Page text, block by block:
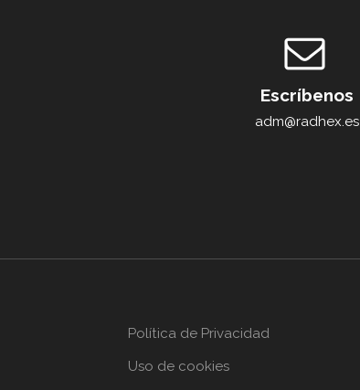
Escríbenos
adm@radhex.es
Política de Privacidad
Uso de cookies